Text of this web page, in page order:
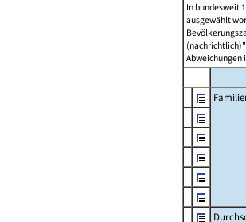
In bundesweit
ausgewählt
Abweichungen